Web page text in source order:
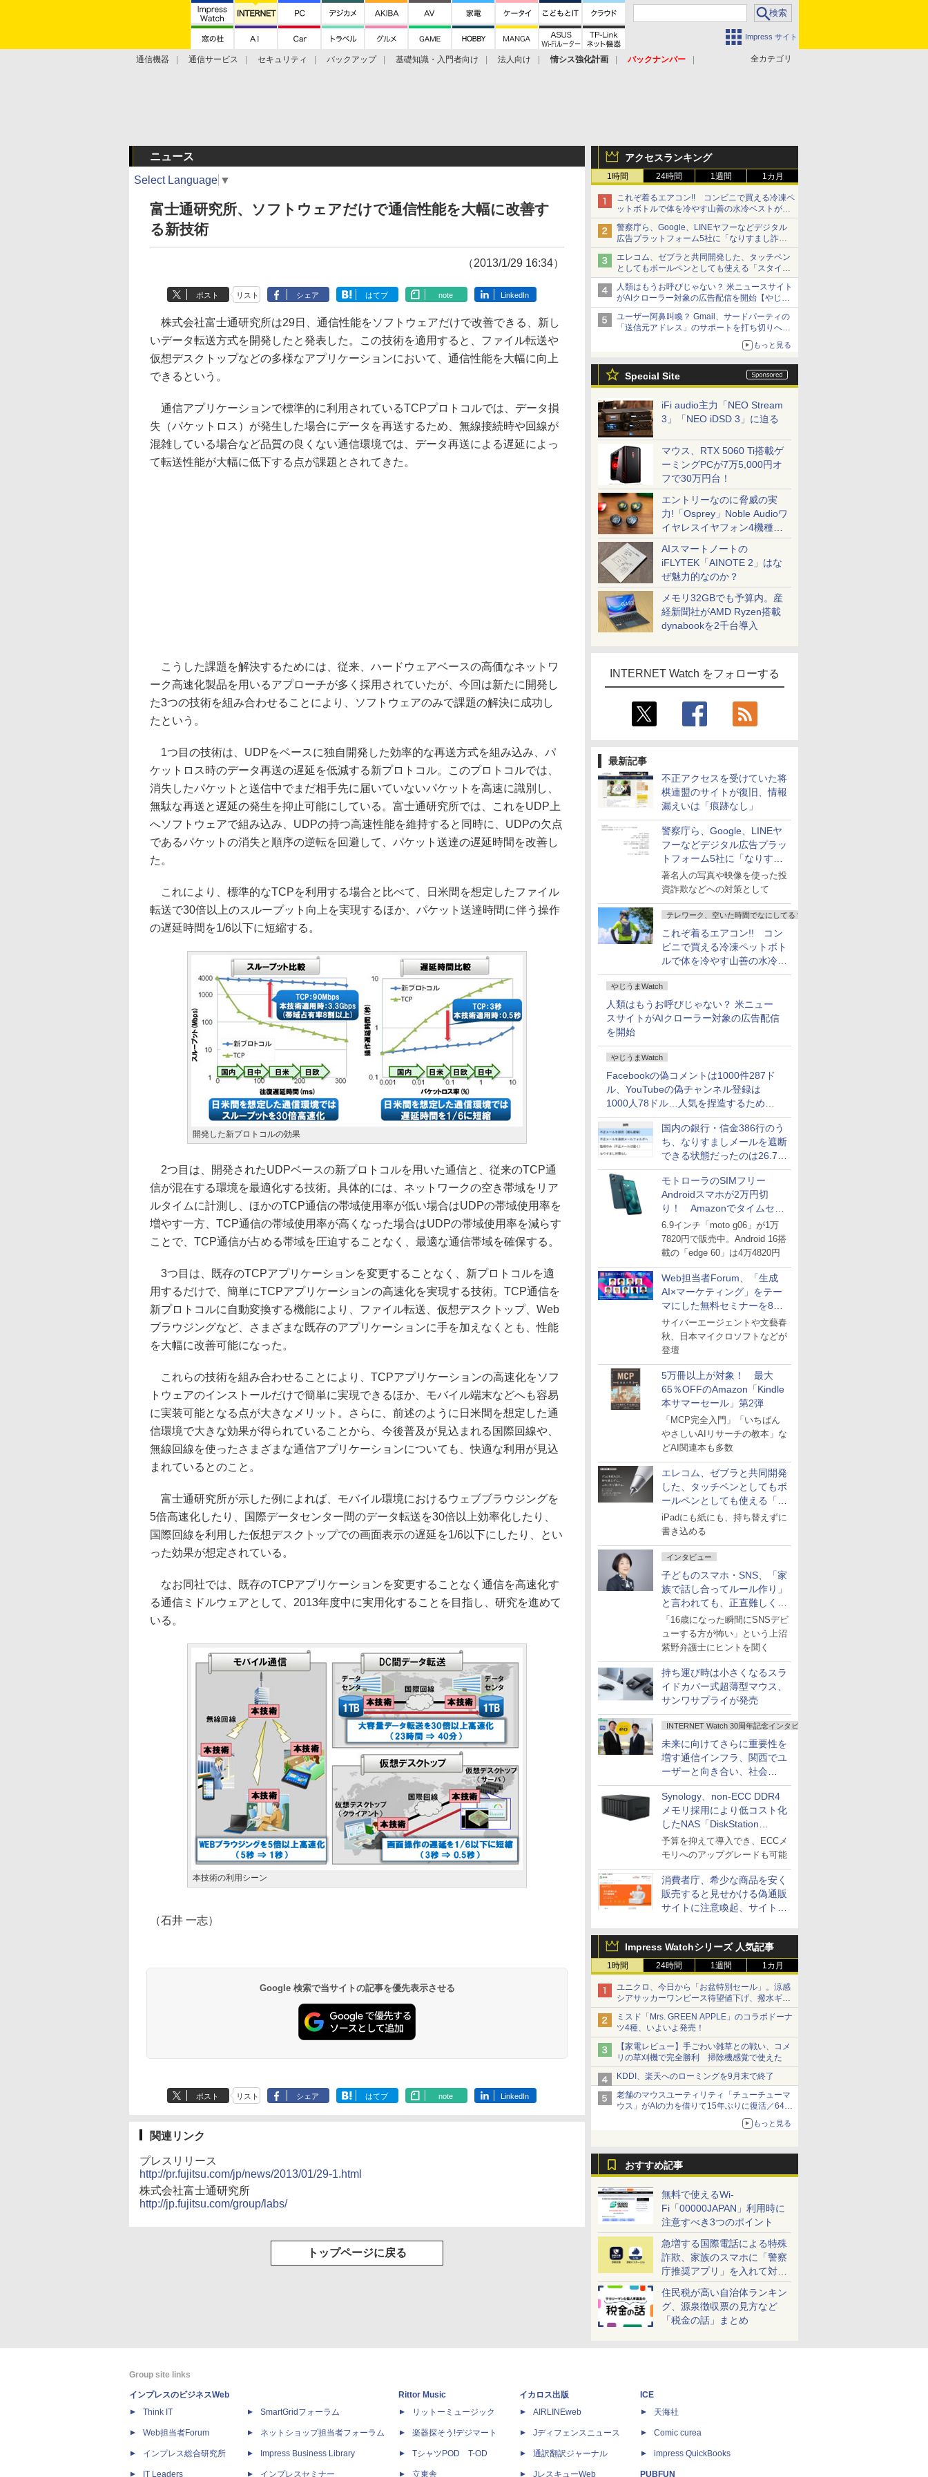
Impress サイト
全カテゴリ
通信機器 通信サービス セキュリティ バックアップ 基礎知識・入門者向け 法人向け 情シス強化計画
バックナンバー
アクセスランキング
1時間 24時間 1週間 1カ月
これぞ着るエアコン!! コンビニで買える冷凍ペ
ットボトルで体を冷やす山善の水冷ベストがロ
ードバイクにちょうどいい【ぼっち・ざ・ろー
ど！その14】【空いた時間でなにしてる？】
警察庁ら、Google、LINEヤフーなどデジタル
広告プラットフォーム5社に「なりすまし詐欺
広告」対策強化を要請 著名人の写真や映像を
使った投資詐欺などへの対策として
エレコム、ゼブラと共同開発した、タッチペン
としてもボールペンとしても使える「スタイラ
スツーウェイ」発売 iPadにも紙にも、持ち替
えずに書き込める
人類はもうお呼びじゃない？ 米ニュースサイト
がAIクローラー対象の広告配信を開始【やじう
まWatch】
ユーザー阿鼻叫喚？ Gmail、サードパーティの
「送信元アドレス」のサポートを打ち切りへ
もっと見る
Special Site
iFi audio主力「NEO Stream
3」「NEO iDSD 3」に迫る
マウス、RTX 5060 Ti搭載ゲ
ーミングPCが7万5,000円オ
フで30万円台！
エントリーなのに脅威の実
力!「Osprey」Noble Audioワ
イヤレスイヤフォン4機種を
一気に聴く
AIスマートノートの
iFLYTEK「AINOTE 2」はな
ぜ魅力的なのか？
メモリ32GBでも予算内。産
経新聞社がAMD Ryzen搭載
dynabookを2千台導入
INTERNET Watch をフォローする
最新記事
不正アクセスを受けていた将
棋連盟のサイトが復旧、情報
漏えいは「痕跡なし」
警察庁ら、Google、LINEヤ
フーなどデジタル広告プラッ
トフォーム5社に「なりすま
し詐欺広告」対策強化を要請
著名人の写真や映像を使った投
資詐欺などへの対策として
テレワーク、空いた時間でなにしてる？
これぞ着るエアコン!! コン
ビニで買える冷凍ペットボト
ルで体を冷やす山善の水冷ベ
ストがロードバイクにちょう
どいい【ぼっち・ざ・ろー
ど！その14】
やじうまWatch
人類はもうお呼びじゃない？ 米ニュー
スサイトがAIクローラー対象の広告配信
を開始
やじうまWatch
Facebookの偽コメントは1000件287ド
ル、YouTubeの偽チャンネル登録は
1000人78ドル…人気を捏造するための
価格リストが公開中
国内の銀行・信金386行のう
ち、なりすましメールを遮断
できる状態だったのは26.7％
にとどまる～GMOブランド
セキュリティ調査
モトローラのSIMフリー
Androidスマホが2万円切
り！ Amazonでタイムセー
ル
6.9インチ「moto g06」が1万
7820円で販売中。Android 16搭
載の「edge 60」は4万4820円
Web担当者Forum、「生成
AI×マーケティング」をテー
マにした無料セミナーを8月
27日にオンライン開催
サイバーエージェントや文藝春
秋、日本マイクロソフトなどが
登壇
5万冊以上が対象！ 最大
65％OFFのAmazon「Kindle
本サマーセール」第2弾
「MCP完全入門」「いちばん
やさしいAIリサーチの教本」な
どAI関連本も多数
エレコム、ゼブラと共同開発
した、タッチペンとしてもボ
ールペンとしても使える「ス
タイラスツーウェイ」発売
iPadにも紙にも、持ち替えずに
書き込める
インタビュー
子どものスマホ・SNS、「家
族で話し合ってルール作り」
と言われても、正直難しくな
いですか？
「16歳になった瞬間にSNSデビ
ューする方が怖い」という上沼
紫野弁護士にヒントを聞く
持ち運び時は小さくなるスラ
イドカバー式超薄型マウス、
サンワサプライが発売
INTERNET Watch 30周年記念インタビュー
未来に向けてさらに重要性を
増す通信インフラ、関西でユ
ーザーと向き合い、社会
の“あたらしい”を起動し続け
る～オプテージ
Synology、non-ECC DDR4
メモリ採用により低コスト化
したNAS「DiskStation
neo+」シリーズ
予算を抑えて導入でき、ECCメ
モリへのアップグレードも可能
消費者庁、希少な商品を安く
販売すると見せかける偽通販
サイトに注意喚起、サイト名
Impress Watchシリーズ 人気記事
1時間 24時間 1週間 1カ月
ユニクロ、今日から「お盆特別セール」。涼感
シアサッカーワンピース待望値下げ、撥水ギア
ショーツは1990円に
ミスド「Mrs. GREEN APPLE」のコラボドーナ
ツ4種、いよいよ発売！
【家電レビュー】手ごわい雑草との戦い、コメ
リの草刈機で完全勝利 掃除機感覚で使えた
KDDI、楽天へのローミングを9月末で終了
老舗のマウスユーティリティ「チューチューマ
ウス」がAIの力を借りて15年ぶりに復活／64bit
化、Windows 10/11、「Chrome」も走り回
る。復活記念で2026年末まで500円
もっと見る
おすすめ記事
無料で使えるWi-
Fi「00000JAPAN」利用時に
注意すべき3つのポイント
急増する国際電話による特殊
詐欺、家族のスマホに「警察
庁推奨アプリ」を入れて対策
しよう！
住民税が高い自治体ランキン
グ、源泉徴収票の見方など
「税金の話」まとめ
ニュース
Select Language ▼
富士通研究所、ソフトウェアだけで通信性能を大幅に改善す
る新技術
（2013/1/29 16:34）
ポスト リスト シェア はてブ note LinkedIn
株式会社富士通研究所は29日、通信性能をソフトウェアだけで改善できる、新し
いデータ転送方式を開発したと発表した。この技術を適用すると、ファイル転送や
仮想デスクトップなどの多様なアプリケーションにおいて、通信性能を大幅に向上
できるという。
通信アプリケーションで標準的に利用されているTCPプロトコルでは、データ損
失（パケットロス）が発生した場合にデータを再送するため、無線接続時や回線が
混雑している場合など品質の良くない通信環境では、データ再送による遅延によっ
て転送性能が大幅に低下する点が課題とされてきた。
こうした課題を解決するためには、従来、ハードウェアベースの高価なネットワ
ーク高速化製品を用いるアプローチが多く採用されていたが、今回は新たに開発し
た3つの技術を組み合わせることにより、ソフトウェアのみで課題の解決に成功し
たという。
1つ目の技術は、UDPをベースに独自開発した効率的な再送方式を組み込み、パ
ケットロス時のデータ再送の遅延を低減する新プロトコル。このプロトコルでは、
消失したパケットと送信中でまだ相手先に届いていないパケットを高速に識別し、
無駄な再送と遅延の発生を抑止可能にしている。富士通研究所では、これをUDP上
へソフトウェアで組み込み、UDPの持つ高速性能を維持すると同時に、UDPの欠点
であるパケットの消失と順序の逆転を回避して、パケット送達の遅延時間を改善し
た。
これにより、標準的なTCPを利用する場合と比べて、日米間を想定したファイル
転送で30倍以上のスループット向上を実現するほか、パケット送達時間に伴う操作
の遅延時間を1/6以下に短縮する。
開発した新プロトコルの効果
2つ目は、開発されたUDPベースの新プロトコルを用いた通信と、従来のTCP通
信が混在する環境を最適化する技術。具体的には、ネットワークの空き帯域をリア
ルタイムに計測し、ほかのTCP通信の帯域使用率が低い場合はUDPの帯域使用率を
増やす一方、TCP通信の帯域使用率が高くなった場合はUDPの帯域使用率を減らす
ことで、TCP通信が占める帯域を圧迫することなく、最適な通信帯域を確保する。
3つ目は、既存のTCPアプリケーションを変更することなく、新プロトコルを適
用するだけで、簡単にTCPアプリケーションの高速化を実現する技術。TCP通信を
新プロトコルに自動変換する機能により、ファイル転送、仮想デスクトップ、Web
ブラウジングなど、さまざまな既存のアプリケーションに手を加えなくとも、性能
を大幅に改善可能になった。
これらの技術を組み合わせることにより、TCPアプリケーションの高速化をソフ
トウェアのインストールだけで簡単に実現できるほか、モバイル端末などへも容易
に実装可能となる点が大きなメリット。さらに、前述のように日米間を想定した通
信環境で大きな効果が得られていることから、今後普及が見込まれる国際回線や、
無線回線を使ったさまざまな通信アプリケーションについても、快適な利用が見込
まれているとのこと。
富士通研究所が示した例によれば、モバイル環境におけるウェブブラウジングを
5倍高速化したり、国際データセンター間のデータ転送を30倍以上効率化したり、
国際回線を利用した仮想デスクトップでの画面表示の遅延を1/6以下にしたり、とい
った効果が想定されている。
なお同社では、既存のTCPアプリケーションを変更することなく通信を高速化す
る通信ミドルウェアとして、2013年度中に実用化することを目指し、研究を進めて
いる。
本技術の利用シーン
（石井 一志）
Google 検索で当サイトの記事を優先表示させる
ポスト リスト シェア はてブ note LinkedIn
関連リンク
プレスリリース
http://pr.fujitsu.com/jp/news/2013/01/29-1.html
株式会社富士通研究所
http://jp.fujitsu.com/group/labs/
トップページに戻る
Group site links
インプレスのビジネスWeb
Think IT
Web担当者Forum
インプレス総合研究所
IT Leaders
SmartGridフォーラム
ネットショップ担当者フォーラム
Impress Business Library
インプレスセミナー
Rittor Music
リットーミュージック
楽器探そう!デジマート
TシャツPOD T-OD
立東舎
イカロス出版
AIRLINEweb
Jディフェンスニュース
通訳翻訳ジャーナル
JレスキューWeb
ICE
天海社
Comic curea
impress QuickBooks
PUBFUN